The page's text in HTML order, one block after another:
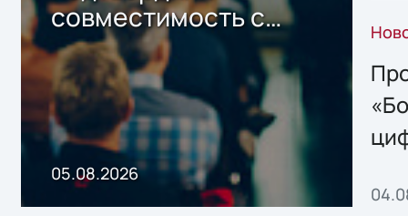
совместимость с
решением Sharx
Storage 2.x для
хранения данных
05.08.2026